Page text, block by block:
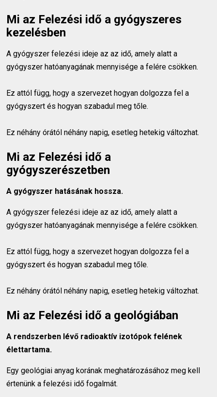
Mi az Felezési idő a gyógyszeres
kezelésben
A gyógyszer felezési ideje az az idő, amely alatt a
gyógyszer hatóanyagának mennyisége a felére csökken.
Ez attól függ, hogy a szervezet hogyan dolgozza fel a
gyógyszert és hogyan szabadul meg tőle.
Ez néhány órától néhány napig, esetleg hetekig változhat.
Mi az Felezési idő a
gyógyszerészetben
A gyógyszer hatásának hossza.
A gyógyszer felezési ideje az az idő, amely alatt a
gyógyszer hatóanyagának mennyisége a felére csökken.
Ez attól függ, hogy a szervezet hogyan dolgozza fel a
gyógyszert és hogyan szabadul meg tőle.
Ez néhány órától néhány napig, esetleg hetekig változhat.
Mi az Felezési idő a geológiában
A rendszerben lévő radioaktív izotópok felének
élettartama.
Egy geológiai anyag korának meghatározásához meg kell
értenünk a felezési idő fogalmát.